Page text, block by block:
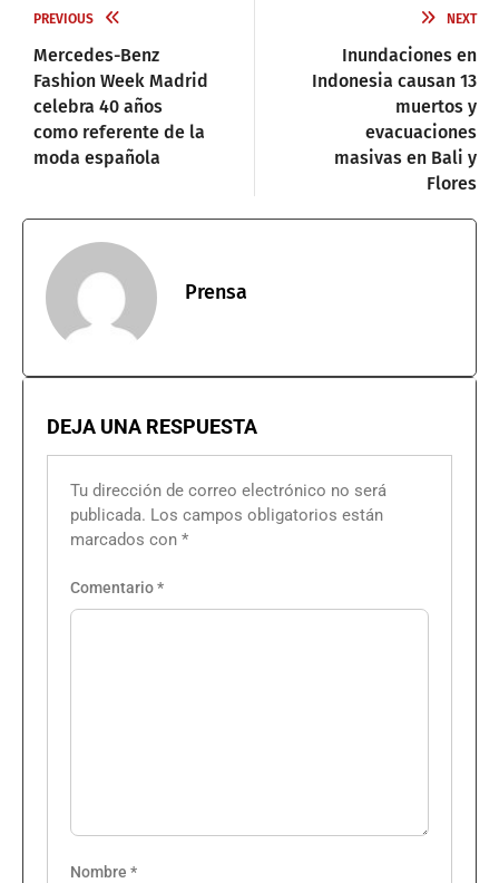
PREVIOUS
Mercedes-Benz
Fashion Week Madrid
celebra 40 años
como referente de la
moda española
NEXT
Inundaciones en
Indonesia causan 13
muertos y
evacuaciones
masivas en Bali y
Flores
Prensa
DEJA UNA RESPUESTA
Tu dirección de correo electrónico no será
publicada. Los campos obligatorios están
marcados con *
Comentario*
Nombre *